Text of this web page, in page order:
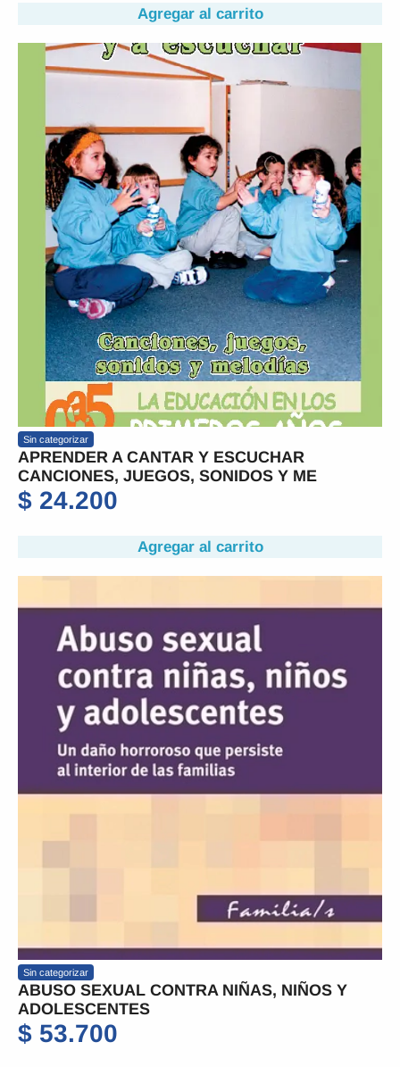
Agregar al carrito
Sin categorizar
APRENDER A CANTAR Y ESCUCHAR
CANCIONES, JUEGOS, SONIDOS Y ME
$ 24.200
Agregar al carrito
Sin categorizar
ABUSO SEXUAL CONTRA NIÑAS, NIÑOS Y
ADOLESCENTES
$ 53.700